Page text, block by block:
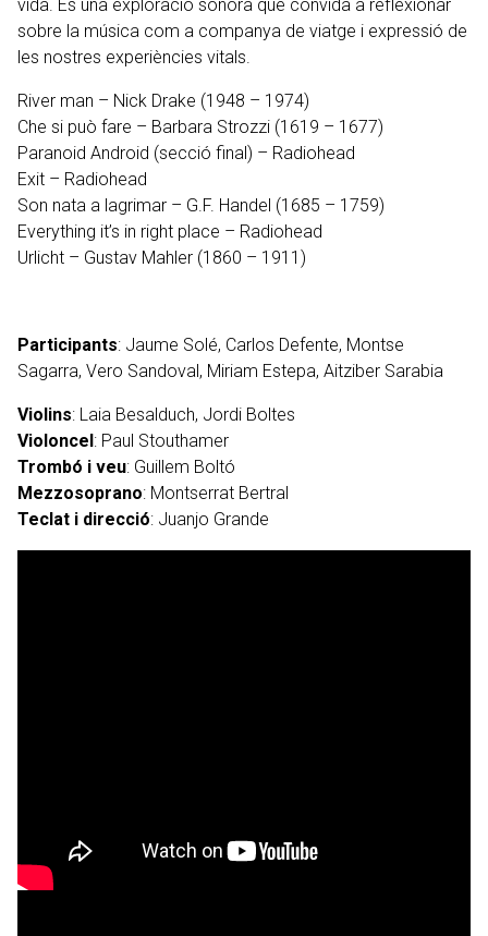
vida. És una exploració sonora que convida a reflexionar
sobre la música com a companya de viatge i expressió de
les nostres experiències vitals.
River man – Nick Drake (1948 – 1974)
Che si può fare – Barbara Strozzi (1619 – 1677)
Paranoid Android (secció final) – Radiohead
Exit – Radiohead
Son nata a lagrimar – G.F. Handel (1685 – 1759)
Everything it’s in right place – Radiohead
Urlicht – Gustav Mahler (1860 – 1911)
Participants: Jaume Solé, Carlos Defente, Montse
Sagarra, Vero Sandoval, Miriam Estepa, Aitziber Sarabia
Violins: Laia Besalduch, Jordi Boltes
Violoncel: Paul Stouthamer
Trombó i veu: Guillem Boltó
Mezzosoprano: Montserrat Bertral
Teclat i direcció: Juanjo Grande